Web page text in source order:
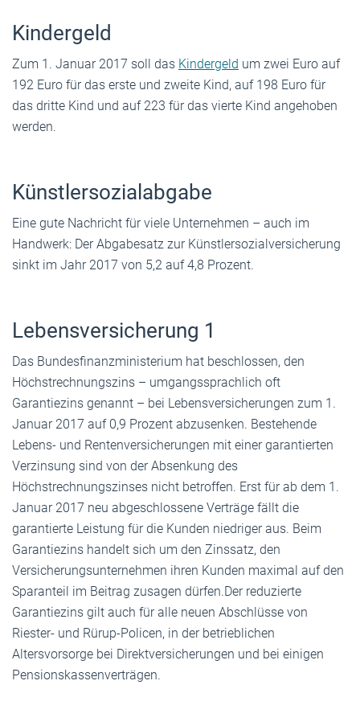
Kindergeld
Zum 1. Januar 2017 soll das Kindergeld um zwei Euro auf
192 Euro für das erste und zweite Kind, auf 198 Euro für
das dritte Kind und auf 223 für das vierte Kind angehoben
werden.
Künstlersozialabgabe
Eine gute Nachricht für viele Unternehmen – auch im
Handwerk: Der Abgabesatz zur Künstlersozialversicherung
sinkt im Jahr 2017 von 5,2 auf 4,8 Prozent.
Lebensversicherung 1
Das Bundesfinanzministerium hat beschlossen, den
Höchstrechnungszins – umgangssprachlich oft
Garantiezins genannt – bei Lebensversicherungen zum 1.
Januar 2017 auf 0,9 Prozent abzusenken. Bestehende
Lebens- und Rentenversicherungen mit einer garantierten
Verzinsung sind von der Absenkung des
Höchstrechnungszinses nicht betroffen. Erst für ab dem 1.
Januar 2017 neu abgeschlossene Verträge fällt die
garantierte Leistung für die Kunden niedriger aus. Beim
Garantiezins handelt sich um den Zinssatz, den
Versicherungsunternehmen ihren Kunden maximal auf den
Sparanteil im Beitrag zusagen dürfen.Der reduzierte
Garantiezins gilt auch für alle neuen Abschlüsse von
Riester- und Rürup-Policen, in der betrieblichen
Altersvorsorge bei Direktversicherungen und bei einigen
Pensionskassenverträgen.